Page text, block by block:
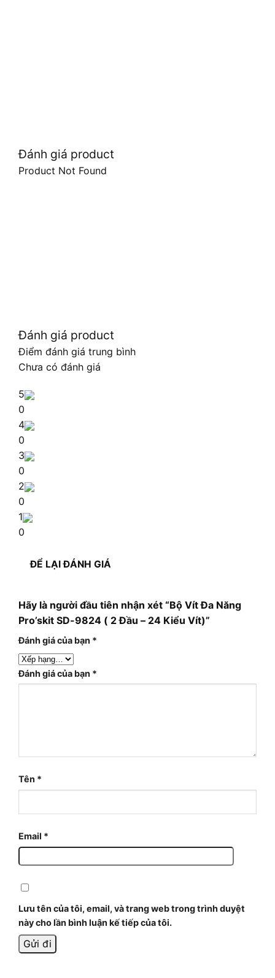
Đánh giá product
Product Not Found
Đánh giá product
Điểm đánh giá trung bình
Chưa có đánh giá
5
0
4
0
3
0
2
0
1
0
ĐỂ LẠI ĐÁNH GIÁ
Hãy là người đầu tiên nhận xét “Bộ Vít Đa Năng
Pro’skit SD-9824 ( 2 Đầu – 24 Kiểu Vít)”
Đánh giá của bạn *
Đánh giá của bạn *
Tên *
Email *
Lưu tên của tôi, email, và trang web trong trình duyệt
này cho lần bình luận kế tiếp của tôi.